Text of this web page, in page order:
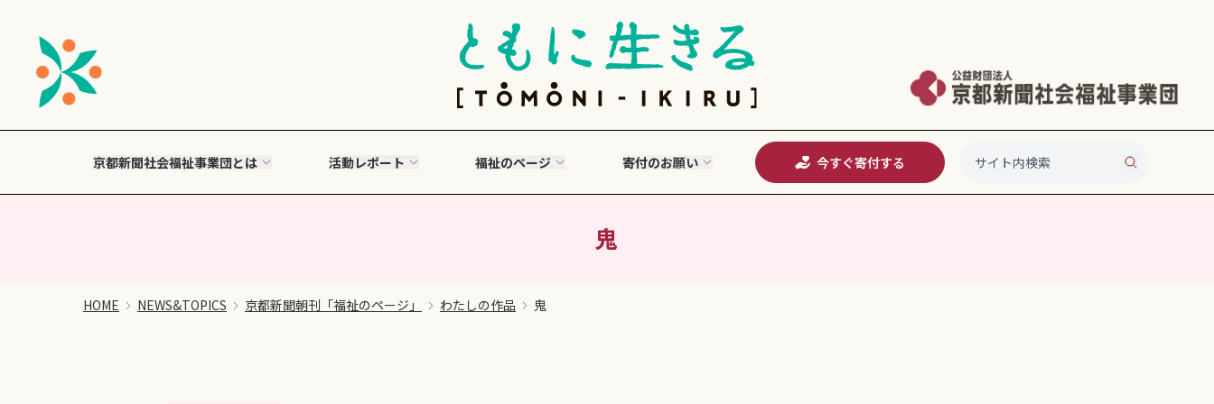
京都新聞社会福祉事業団とは 活動レポート 福祉のページ 寄付のお願い 今すぐ寄付する
鬼
HOME NEWS&TOPICS 京都新聞朝刊「福祉のページ」 わたしの作品 鬼